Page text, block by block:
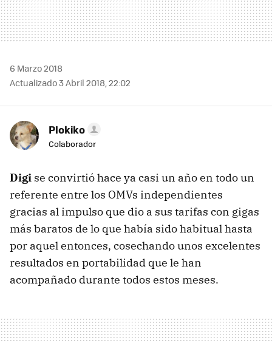
6 Marzo 2018
Actualizado 3 Abril 2018, 22:02
Plokiko
Colaborador
Digi se convirtió hace ya casi un año en todo un
referente entre los OMVs independientes
gracias al impulso que dio a sus tarifas con gigas
más baratos de lo que había sido habitual hasta
por aquel entonces, cosechando unos excelentes
resultados en portabilidad que le han
acompañado durante todos estos meses.